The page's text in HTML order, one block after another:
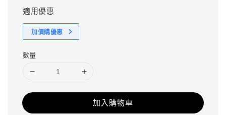
適用優惠
加價購優惠
數量
加入購物車